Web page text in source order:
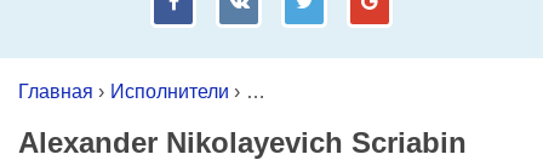
Главная › Исполнители › Alexander Nikolayevich Scriabin
Alexander Nikolayevich Scriabin